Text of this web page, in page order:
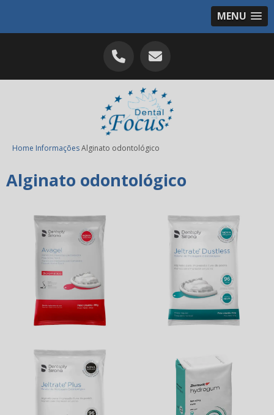
MENU
Home InformaçõesAlginato odontológico
Alginato odontológico